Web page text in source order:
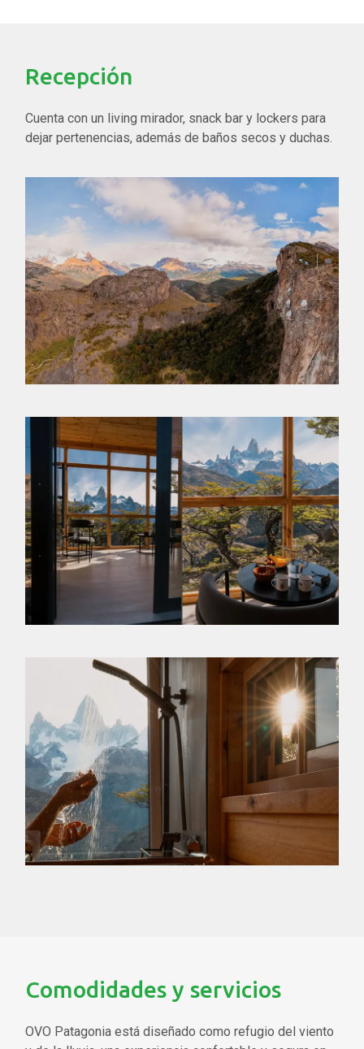
Recepción
Cuenta con un living mirador, snack bar y lockers para
dejar pertenencias, además de baños secos y duchas.
Comodidades y servicios
OVO Patagonia está diseñado como refugio del viento